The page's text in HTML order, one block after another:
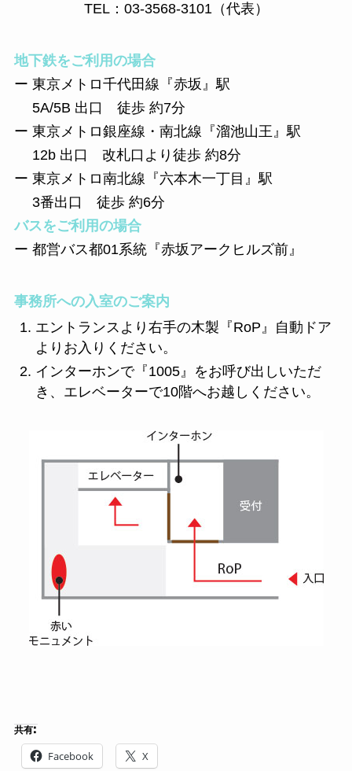
TEL：03-3568-3101（代表）
地下鉄をご利用の場合
ー 東京メトロ千代田線『赤坂』駅
5A/5B 出口 徒歩 約7分
ー 東京メトロ銀座線・南北線『溜池山王』駅
12b 出口 改札口より徒歩 約8分
ー 東京メトロ南北線『六本木一丁目』駅
3番出口 徒歩 約6分
バスをご利用の場合
ー 都営バス都01系統『赤坂アークヒルズ前』
事務所への入室のご案内
エントランスより右手の木製『RoP』自動ドア
よりお入りください。
インターホンで『1005』をお呼び出しいただ
き、エレベーターで10階へお越しください。
共有:
Facebook X